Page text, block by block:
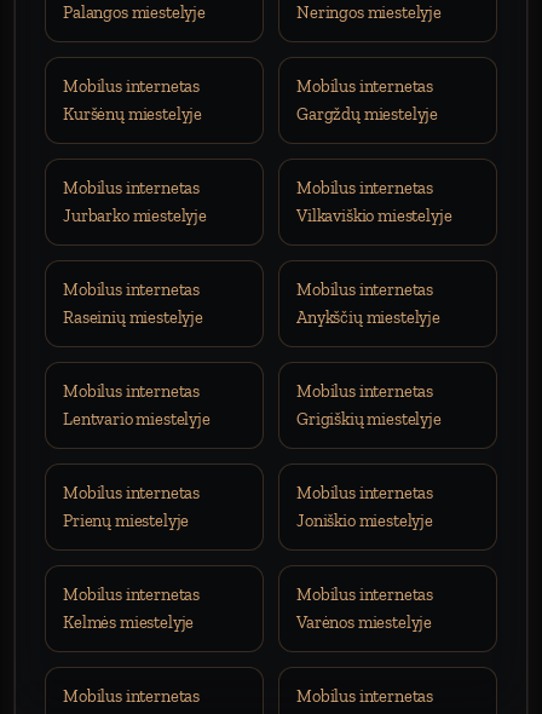
Palangos miestelyje
Neringos miestelyje
Mobilus internetas
Kuršėnų miestelyje
Mobilus internetas
Gargždų miestelyje
Mobilus internetas
Jurbarko miestelyje
Mobilus internetas
Vilkaviškio miestelyje
Mobilus internetas
Raseinių miestelyje
Mobilus internetas
Anykščių miestelyje
Mobilus internetas
Lentvario miestelyje
Mobilus internetas
Grigiškių miestelyje
Mobilus internetas
Prienų miestelyje
Mobilus internetas
Joniškio miestelyje
Mobilus internetas
Kelmės miestelyje
Mobilus internetas
Varėnos miestelyje
Mobilus internetas
Mobilus internetas